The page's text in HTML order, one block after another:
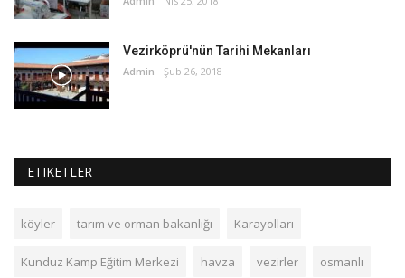
Vezirköprü'nün Tarihi Mekanları
Admin Şub 26, 2018
ETIKETLER
köyler tarım ve orman bakanlığı Karayolları
Kunduz Kamp Eğitim Merkezi havza vezirler osmanlı